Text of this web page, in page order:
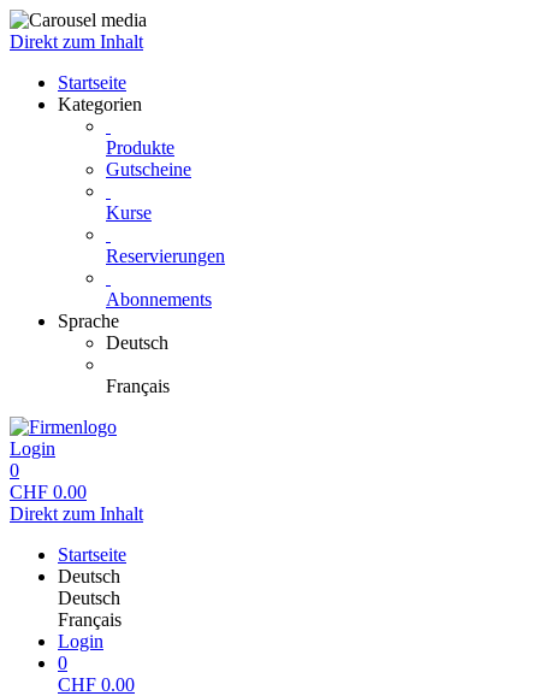
Direkt zum Inhalt
Startseite
Kategorien
Produkte
Gutscheine
Kurse
Reservierungen
Abonnements
Sprache
Deutsch
Français
Login
0
CHF 0.00
Direkt zum Inhalt
Startseite
Deutsch
Deutsch
Français
Login
0
CHF 0.00